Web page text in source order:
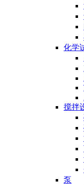
化学
搅拌
泵